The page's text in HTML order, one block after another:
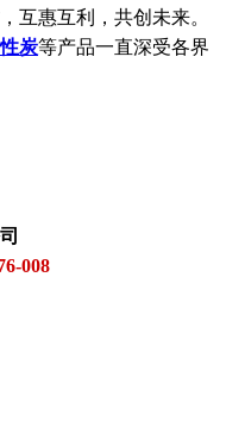
互惠互利，共创未来。
炭等产品一直深受各界
008